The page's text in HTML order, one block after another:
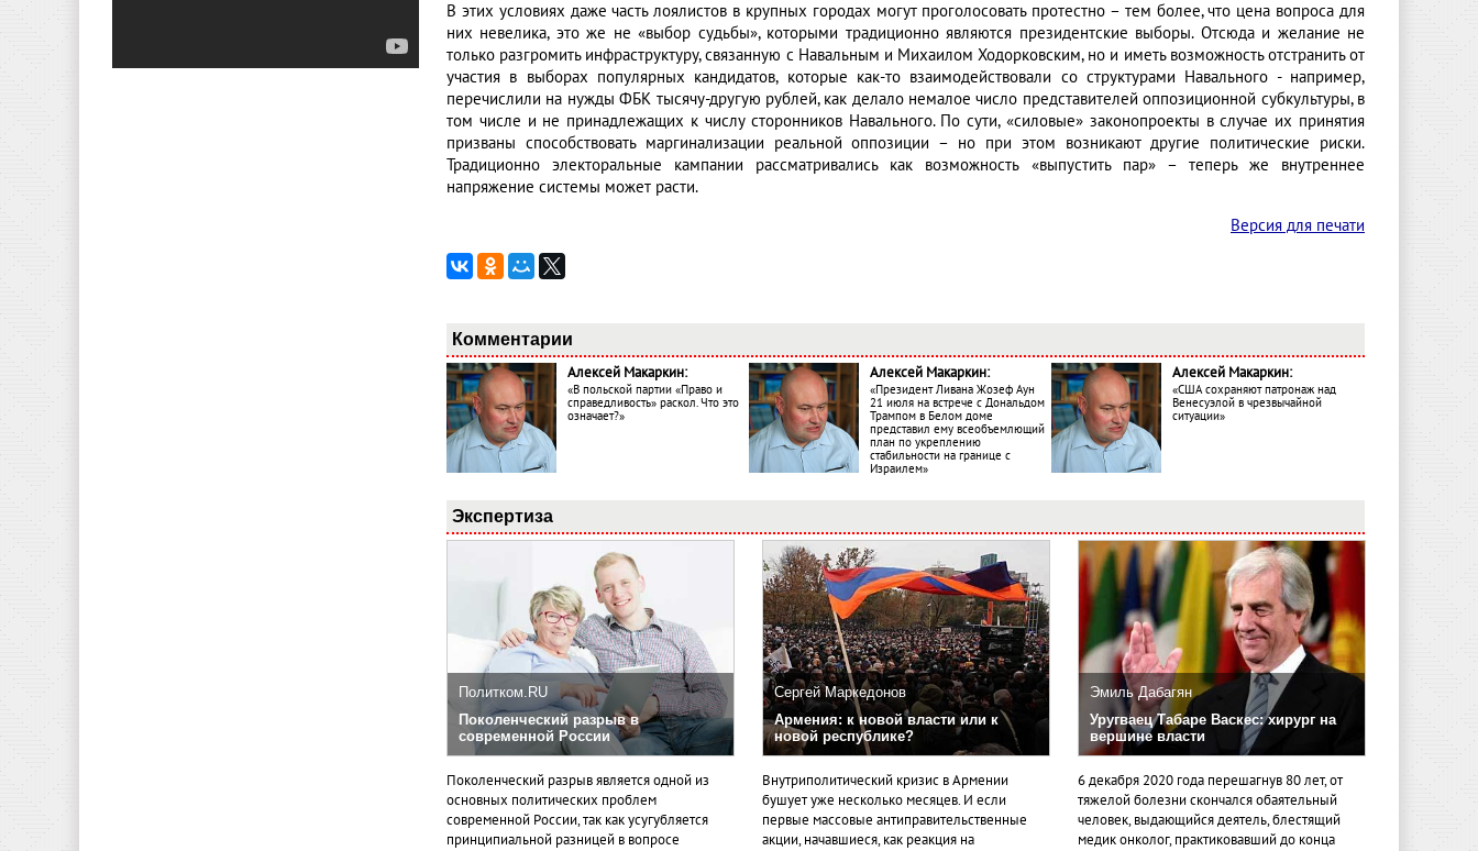
В этих условиях даже часть лоялистов в крупных городах могут проголосовать протестно – тем более, что цена вопроса для
них невелика, это же не «выбор судьбы», которыми традиционно являются президентские выборы. Отсюда и желание не
только разгромить инфраструктуру, связанную с Навальным и Михаилом Ходорковским, но и иметь возможность отстранить от
участия в выборах популярных кандидатов, которые как-то взаимодействовали со структурами Навального - например,
перечислили на нужды ФБК тысячу-другую рублей, как делало немалое число представителей оппозиционной субкультуры, в
том числе и не принадлежащих к числу сторонников Навального. По сути, «силовые» законопроекты в случае их принятия
призваны способствовать маргинализации реальной оппозиции – но при этом возникают другие политические риски.
Традиционно электоральные кампании рассматривались как возможность «выпустить пар» – теперь же внутреннее
напряжение системы может расти.
Версия для печати
Комментарии
Алексей Макаркин:
«В польской партии «Право и
справедливость» раскол. Что это
означает?»
Алексей Макаркин:
«Президент Ливана Жозеф Аун
21 июля на встрече с Дональдом
Трампом в Белом доме
представил ему всеобъемлющий
план по укреплению
стабильности на границе с
Израилем»
Алексей Макаркин:
«США сохраняют патронаж над
Венесуэлой в чрезвычайной
ситуации»
Экспертиза
Политком.RU
Поколенческий разрыв в
современной России
Поколенческий разрыв является одной из
основных политических проблем
современной России, так как усугубляется
принципиальной разницей в вопросе
Сергей Маркедонов
Армения: к новой власти или к
новой республике?
Внутриполитический кризис в Армении
бушует уже несколько месяцев. И если
первые массовые антиправительственные
акции, начавшиеся, как реакция на
Эмиль Дабагян
Уругваец Табаре Васкес: хирург на
вершине власти
6 декабря 2020 года перешагнув 80 лет, от
тяжелой болезни скончался обаятельный
человек, выдающийся деятель, блестящий
медик онколог, практиковавший до конца